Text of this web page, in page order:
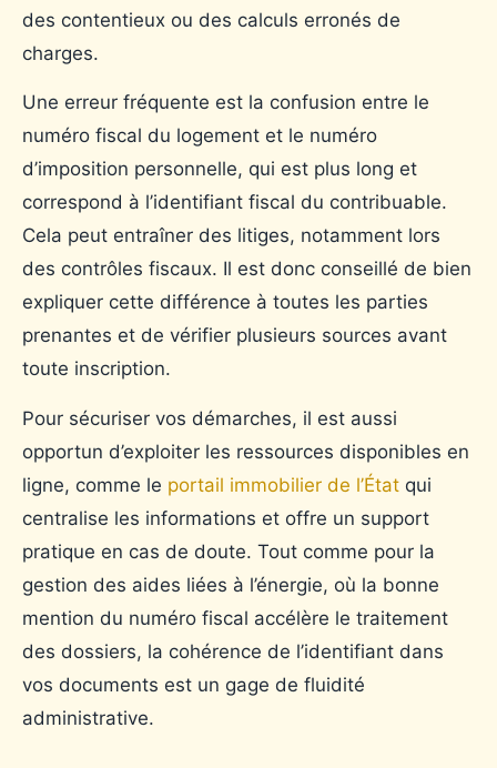
des contentieux ou des calculs erronés de
charges.
Une erreur fréquente est la confusion entre le
numéro fiscal du logement et le numéro
d’imposition personnelle, qui est plus long et
correspond à l’identifiant fiscal du contribuable.
Cela peut entraîner des litiges, notamment lors
des contrôles fiscaux. Il est donc conseillé de bien
expliquer cette différence à toutes les parties
prenantes et de vérifier plusieurs sources avant
toute inscription.
Pour sécuriser vos démarches, il est aussi
opportun d’exploiter les ressources disponibles en
ligne, comme le portail immobilier de l’État qui
centralise les informations et offre un support
pratique en cas de doute. Tout comme pour la
gestion des aides liées à l’énergie, où la bonne
mention du numéro fiscal accélère le traitement
des dossiers, la cohérence de l’identifiant dans
vos documents est un gage de fluidité
administrative.